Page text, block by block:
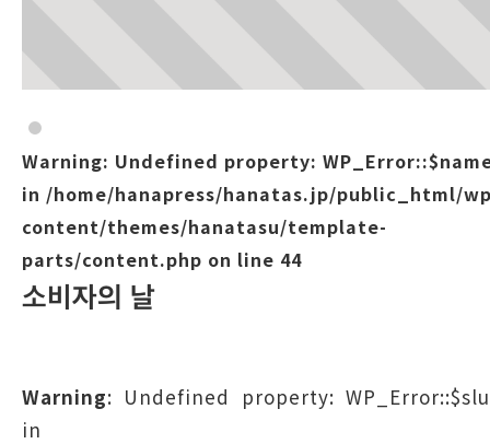
Warning: Undefined property:
in /home/hanapress/hanatas.jp/public_html/
content/themes/hanatasu/template-
parts/content.php on line 44
소비자의 날
Warning: Undefined property:
in